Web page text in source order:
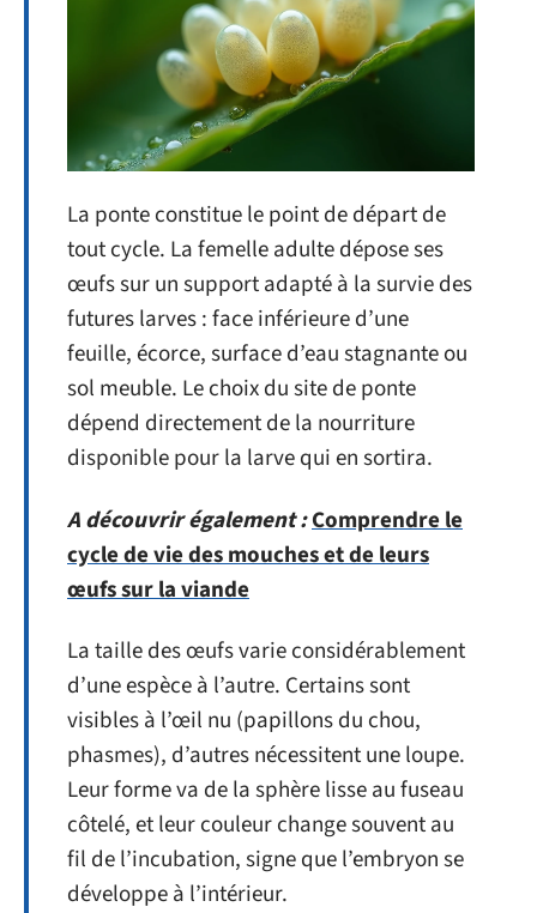
La ponte constitue le point de départ de
tout cycle. La femelle adulte dépose ses
œufs sur un support adapté à la survie des
futures larves : face inférieure d’une
feuille, écorce, surface d’eau stagnante ou
sol meuble. Le choix du site de ponte
dépend directement de la nourriture
disponible pour la larve qui en sortira.
A découvrir également :Comprendre le
cycle de vie des mouches et de leurs
œufs sur la viande
La taille des œufs varie considérablement
d’une espèce à l’autre. Certains sont
visibles à l’œil nu (papillons du chou,
phasmes), d’autres nécessitent une loupe.
Leur forme va de la sphère lisse au fuseau
côtelé, et leur couleur change souvent au
fil de l’incubation, signe que l’embryon se
développe à l’intérieur.